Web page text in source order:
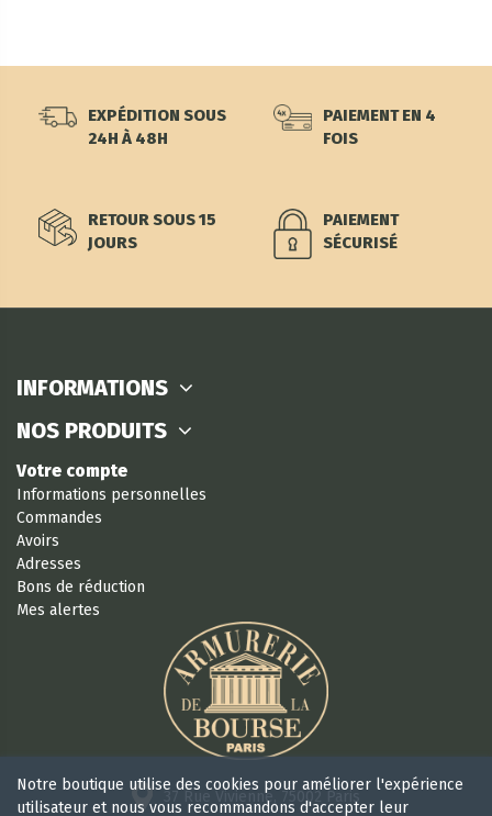
EXPÉDITION SOUS
24H À 48H
PAIEMENT EN 4
FOIS
RETOUR SOUS 15
JOURS
PAIEMENT
SÉCURISÉ
INFORMATIONS
NOS PRODUITS
Votre compte
Informations personnelles
Commandes
Avoirs
Adresses
Bons de réduction
Mes alertes
37 Rue Vivienne, 75002 Paris
Notre boutique utilise des cookies pour améliorer l'expérience
utilisateur et nous vous recommandons d'accepter leur